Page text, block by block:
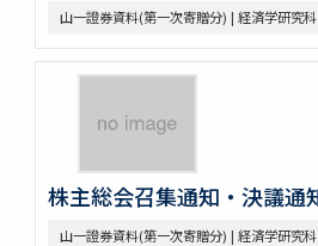
山一證券資料(第一次寄贈分) | 経済学研究
株主総会召集通知・決議通
山一證券資料(第一次寄贈分) | 経済学研究